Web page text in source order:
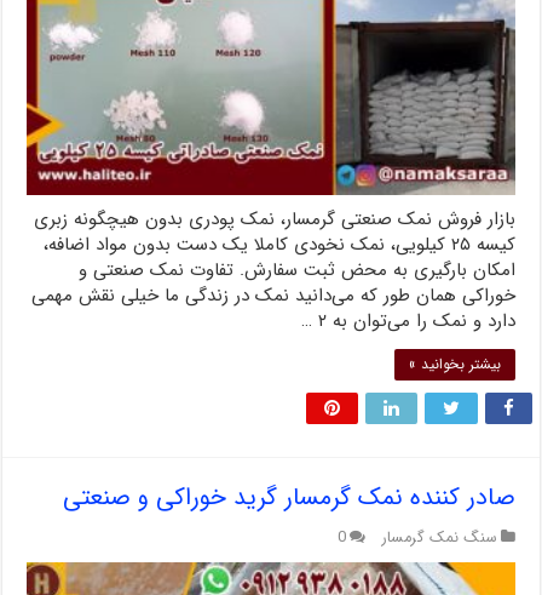
بازار فروش نمک صنعتی گرمسار، نمک پودری بدون هیچگونه زبری
کیسه ۲۵ کیلویی، نمک نخودی کاملا یک دست بدون مواد اضافه،
امکان بارگیری به محض ثبت سفارش. تفاوت نمک صنعتی و
خوراکی همان طور که می‌دانید نمک در زندگی ما خیلی نقش مهمی
دارد و نمک را می‌توان به ۲ …
بیشتر بخوانید »
صادر کننده نمک گرمسار گرید خوراکی و صنعتی
سنگ نمک گرمسار 0